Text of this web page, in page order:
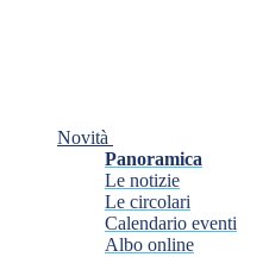
Novità
Panoramica
Le notizie
Le circolari
Calendario eventi
Albo online